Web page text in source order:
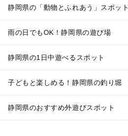
静岡県の「動物とふれあう」スポット
雨の日でもOK！静岡県の遊び場
静岡県の1日中遊べるスポット
子どもと楽しめる！静岡県の釣り堀
静岡県のおすすめ外遊びスポット